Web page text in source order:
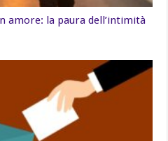
amore: la paura dell’intimità